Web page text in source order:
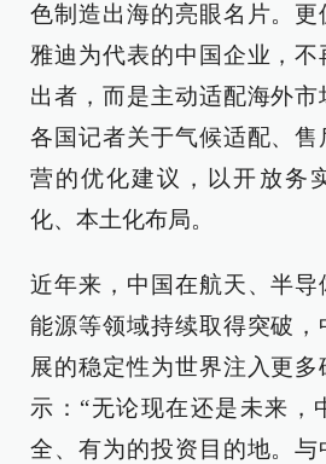
色制造出海的亮眼名片。
雅迪为代表的中国企业，
出者，而是主动适配海外
各国记者关于气候适配、
营的优化建议，以开放务
化、本土化布局。
近年来，中国在航天、半
能源等领域持续取得突破
展的稳定性为世界注入更
示：“无论现在还是未来，
全、有为的投资目的地。